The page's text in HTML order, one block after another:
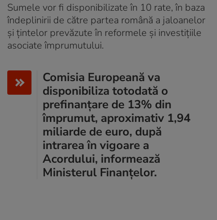
Sumele vor fi disponibilizate în 10 rate, în baza
îndeplinirii de către partea română a jaloanelor
și țintelor prevăzute în reformele și investițiile
asociate împrumutului.
Comisia Europeană va
disponibiliza totodată o
prefinanţare de 13% din
împrumut, aproximativ 1,94
miliarde de euro, după
intrarea în vigoare a
Acordului, informează
Ministerul Finanțelor.